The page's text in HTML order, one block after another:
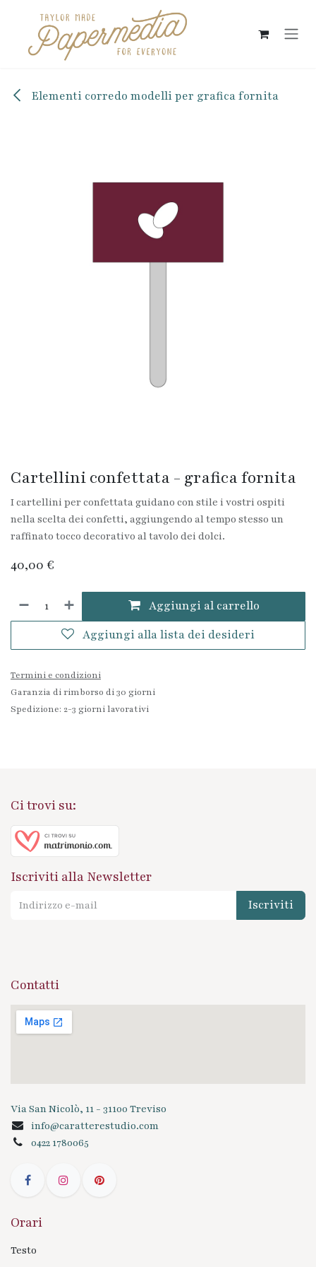
Elementi corredo modelli per grafica fornita
Cartellini confettata - grafica fornita
I cartellini per confettata guidano con stile i vostri ospiti
nella scelta dei confetti, aggiungendo al tempo stesso un
raffinato tocco decorativo al tavolo dei dolci.
40,00 €
Aggiungi al carrello
Aggiungi alla lista dei desideri
Termini e condizioni
Garanzia di rimborso di 30 giorni
Spedizione: 2-3 giorni lavorativi
Ci trovi su:
Iscriviti alla Newsletter
Iscriviti
Contatti
Via San Nicolò, 11 - 31100 Treviso
info@caratterestudio.com
0422 1780065
Orari
Testo